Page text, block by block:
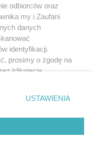
rusza w
i
MATERIAŁ SPONSOROWANY
odbiorców oraz
my i Zaufani
danych
identyfikacji.
prosimy o zgodę na
kliknięcie
prywatności
strony
zgody
się takiemu
zastosowanie tylko
USTAWIENIA